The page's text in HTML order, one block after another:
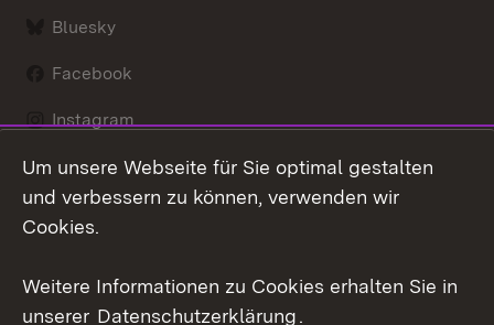
Bluesky
Facebook
Instagram
LinkedIn
Um unsere Webseite für Sie optimal gestalten
und verbessern zu können, verwenden wir
Cookies.
Weitere Informationen zu Cookies erhalten Sie in
unserer Datenschutzerklärung.